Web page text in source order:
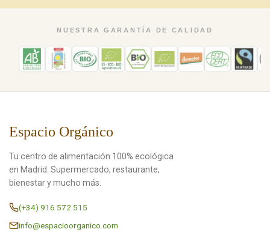
NUESTRA GARANTÍA DE CALIDAD
Espacio Orgánico
Tu centro de alimentación 100% ecológica
en Madrid. Supermercado, restaurante,
bienestar y mucho más.
(+34) 916 572 515
info@espacioorganico.com